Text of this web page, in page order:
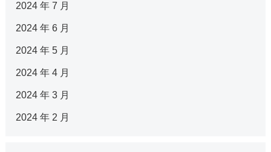
2024 年 7 月
2024 年 6 月
2024 年 5 月
2024 年 4 月
2024 年 3 月
2024 年 2 月